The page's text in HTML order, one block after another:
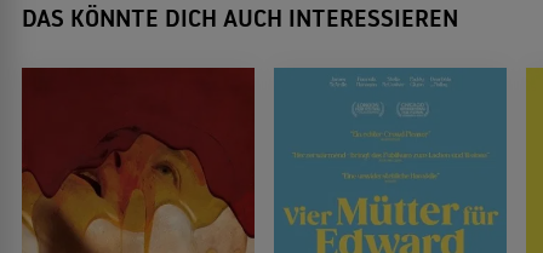
DAS KÖNNTE DICH AUCH INTERESSIEREN